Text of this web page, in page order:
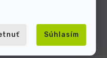
Súhlasím